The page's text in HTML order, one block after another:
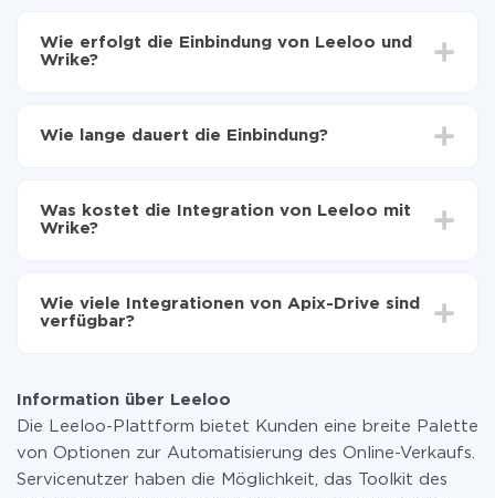
Wie erfolgt die Einbindung von Leeloo und
Wrike?
übertragen
auf Wrike übertragen
Wie lange dauert die Einbindung?
Im Durchschnitt dauert es 10-15 Minuten.
Was kostet die Integration von Leeloo mit
Wrike?
zahlen nur für die Datenmenge, die über unseren
Service von einem System auf ein anderes übertragen
Weitere Informationen zu
Wie viele Integrationen von Apix-Drive sind
verfügbar?
Information über Leeloo
Die Leeloo-Plattform bietet Kunden eine breite Palette
von Optionen zur Automatisierung des Online-Verkaufs.
Servicenutzer haben die Möglichkeit, das Toolkit des